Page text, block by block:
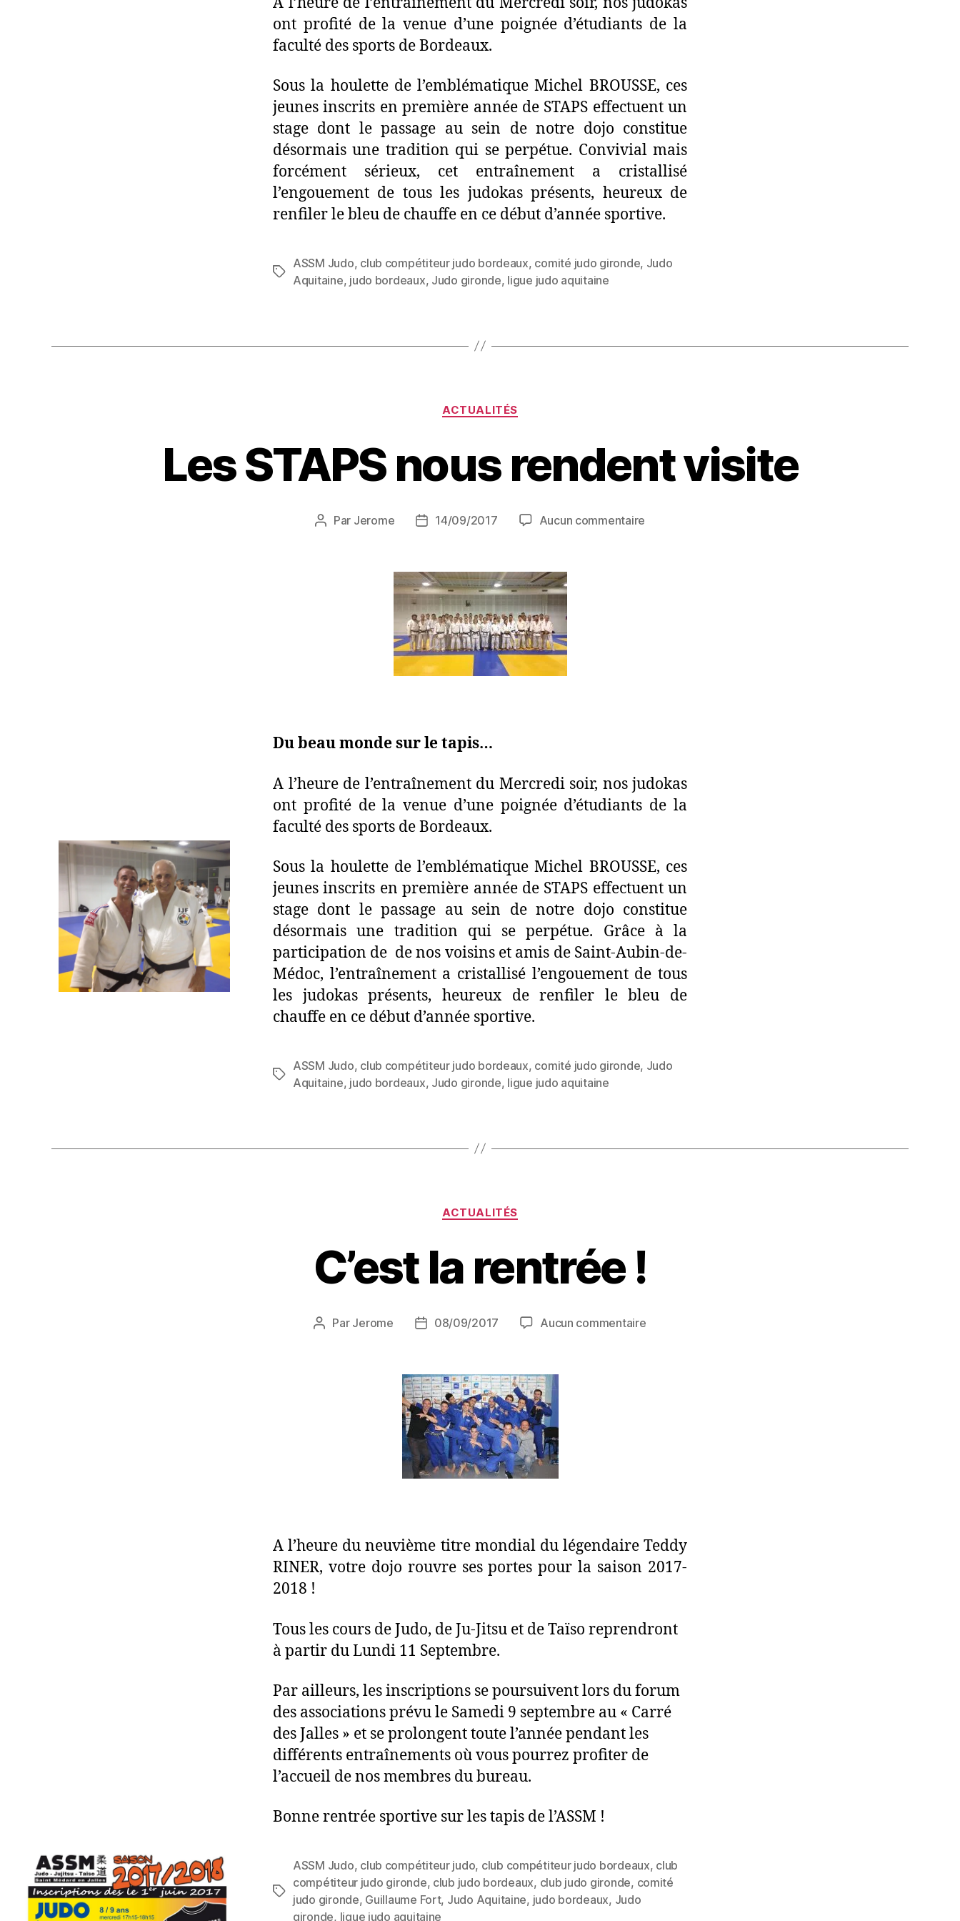
ont profité de la venue d’une poignée d’étudiants de la
faculté des sports de Bordeaux.
Sous la houlette de l’emblématique Michel BROUSSE, ces
jeunes inscrits en première année de STAPS effectuent un
stage dont le passage au sein de notre dojo constitue
désormais une tradition qui se perpétue. Convivial mais
forcément sérieux, cet entraînement a cristallisé
l’engouement de tous les judokas présents, heureux de
renfiler le bleu de chauffe en ce début d’année sportive.
ASSM Judo, club compétiteur judo bordeaux, comité judo gironde, Judo
Aquitaine, judo bordeaux, Judo gironde, ligue judo aquitaine
ACTUALITÉS
Les STAPS nous rendent visite
Par Jerome 14/09/2017 Aucun commentaire
Du beau monde sur le tapis…
A l’heure de l’entraînement du Mercredi soir, nos judokas
ont profité de la venue d’une poignée d’étudiants de la
faculté des sports de Bordeaux.
Sous la houlette de l’emblématique Michel BROUSSE, ces
jeunes inscrits en première année de STAPS effectuent un
stage dont le passage au sein de notre dojo constitue
désormais une tradition qui se perpétue. Grâce à la
participation de de nos voisins et amis de Saint-Aubin-de-
Médoc, l’entraînement a cristallisé l’engouement de tous
les judokas présents, heureux de renfiler le bleu de
chauffe en ce début d’année sportive.
ASSM Judo, club compétiteur judo bordeaux, comité judo gironde, Judo
Aquitaine, judo bordeaux, Judo gironde, ligue judo aquitaine
ACTUALITÉS
C’est la rentrée !
Par Jerome 08/09/2017 Aucun commentaire
A l’heure du neuvième titre mondial du légendaire Teddy
RINER, votre dojo rouvre ses portes pour la saison 2017-
2018 !
Tous les cours de Judo, de Ju-Jitsu et de Taïso reprendront
à partir du Lundi 11 Septembre.
Par ailleurs, les inscriptions se poursuivent lors du forum
des associations prévu le Samedi 9 septembre au « Carré
des Jalles » et se prolongent toute l’année pendant les
différents entraînements où vous pourrez profiter de
l’accueil de nos membres du bureau.
Bonne rentrée sportive sur les tapis de l’ASSM !
ASSM Judo, club compétiteur judo, club compétiteur judo bordeaux, club
compétiteur judo gironde, club judo bordeaux, club judo gironde, comité
judo gironde, Guillaume Fort, Judo Aquitaine, judo bordeaux, Judo
gironde, ligue judo aquitaine